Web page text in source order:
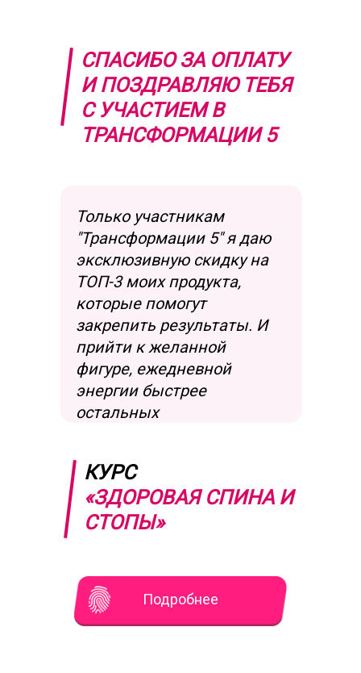
СПАСИБО ЗА ОПЛАТУ
И ПОЗДРАВЛЯЮ ТЕБЯ
С УЧАСТИЕМ В
ТРАНСФОРМАЦИИ 5
Только участникам
"Трансформации 5" я даю
эксклюзивную скидку на
ТОП-3 моих продукта,
которые помогут
закрепить результаты. И
прийти к желанной
фигуре, ежедневной
энергии быстрее
остальных
КУРС
«ЗДОРОВАЯ СПИНА И
СТОПЫ»
Подробнее